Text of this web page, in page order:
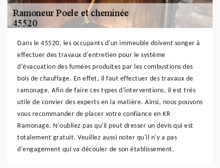
Dans le 45520, les occupants d'un immeuble doivent songer à
effectuer des travaux d'entretien pour le système
d'évacuation des fumées produites par les combustions des
bois de chauffage. En effet, il faut effectuer des travaux de
ramonage. Afin de faire ces types d'interventions, il est très
utile de convier des experts en la matière. Ainsi, nous pouvons
vous recommander de placer votre confiance en KR
Ramonage. N'oubliez pas qu'il peut dresser un devis qui est
totalement gratuit. Veuillez aussi noter qu'il n'y a pas
d'engagement qui va découler de son établissement.